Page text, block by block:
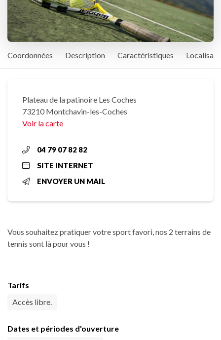
Coordonnées Description Caractéristiques
Plateau de la patinoire Les Coches
73210 Montchavin-les-Coches
Voir la carte
04 79 07 82 82
SITE INTERNET
ENVOYER UN MAIL
Vous souhaitez pratiquer votre sport favori, nos 2 terrains de
tennis sont là pour vous !
Tarifs
Accès libre.
Dates et périodes d'ouverture